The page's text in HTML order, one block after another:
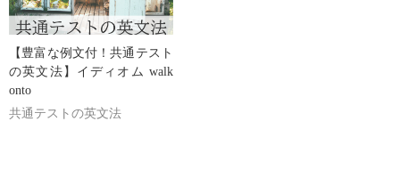
【豊富な例文付！共通テスト
の英文法】イディオム walk
onto
共通テストの英文法